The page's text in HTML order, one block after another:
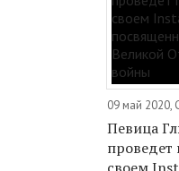
09 май 2020,
Певица